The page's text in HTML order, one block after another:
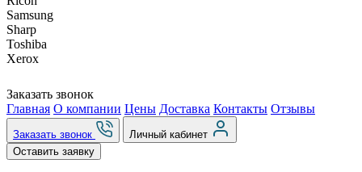
Samsung
Sharp
Toshiba
Xerox
Заказать звонок
Главная О компании Цены Доставка Контакты Отзывы
Заказать звонок
Личный кабинет
Оставить заявку